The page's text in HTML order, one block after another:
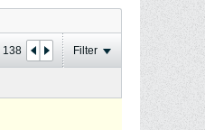
138 Filter